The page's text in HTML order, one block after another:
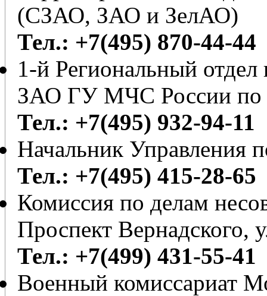
(СЗАО, ЗАО и ЗелАО)
Тел.: +7(495) 870-44-44
1-й Региональный отдел
ЗАО ГУ МЧС России по
Тел.: +7(495) 932-94-11
Начальник
Тел.: +7(495) 415-28-65
Комиссия по делам
Проспект Вернадского,
Тел.: +7(499) 431-55-41
Военный комиссариат